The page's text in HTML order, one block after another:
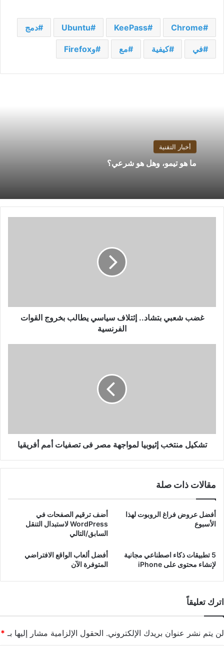
Chrome
KeePass
Ubuntu دمج
في كيفية مع وFirefox
أخبار التقنية
ما هو تيمو، وهل هو شرعي؟
الفرنسية
غضب شعبي بتشاد.. إئتلاف سياسي يطالب بخروج القوات
الفرنسية
أفريقيا
تشكيل منتخب إثيوبيا لمواجهة مصر فى تصفيات أمم أفريقيا
مقالات ذات صلة
أفضل عروض فراغ الروبوت لهذا
الأسبوع
أضف ترقيم الصفحات في
WordPress لاستبدال التنقل
السابق/التالي
5 تطبيقات ذكاء اصطناعي مجانية
لإنشاء محتوى على iPhone
أفضل ألعاب الواقع الافتراضي
المتوفرة الآن
اترك تعليقاً
لن يتم نشر عنوان بريدك الإلكتروني. الحقول الإلزامية مشار إليها بـ *